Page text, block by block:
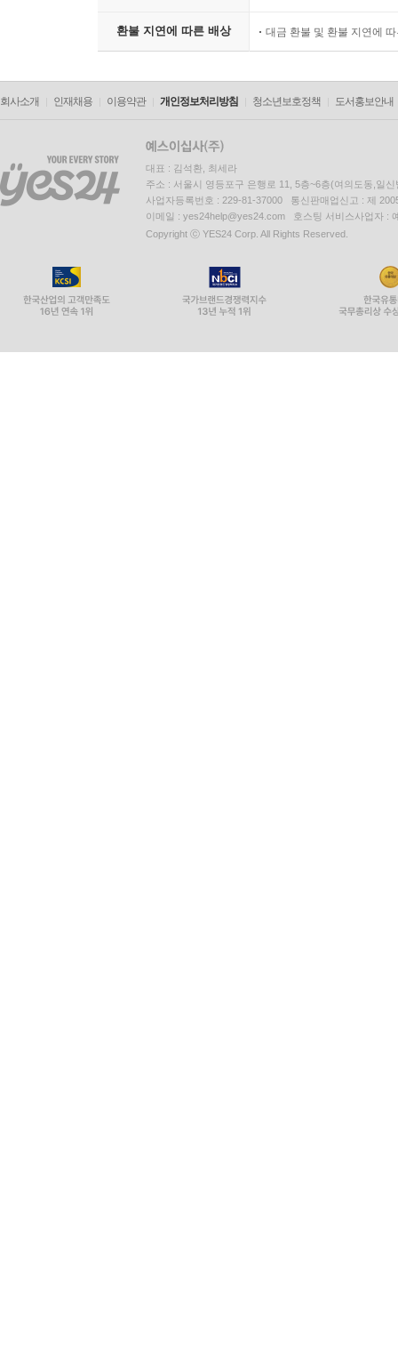
환불 지연에 따른 배상 대금 환불 및 환불 지연에
회사소개 인재채용 이용약관 개인정보처리방침 청소년보호정책 도서홍보안내
대표 : 김석환, 최세라
주소 : 서울시 영등포구 은행로 11, 5층~6층(여의도동,일신
사업자등록번호 : 229-81-37000 통신판매업신고 : 제
이메일 : yes24help@yes24.com 호스팅 서비스사업자 :
Copyright ⓒ YES24 Corp. All Rights Reserved.